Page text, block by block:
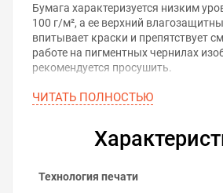
Бумага характеризуется низким
100 г/м², а ее верхний
впитывает краски и препятствует
работе на пигментных чернилах
рекомендуется просушить.
Особенности
в оригинальной упаковке, при
и влажности. Старайтесь не
Купить матовую самоклеящуюся
ЧИТАТЬ ПОЛНОСТЬЮ
Технология печати